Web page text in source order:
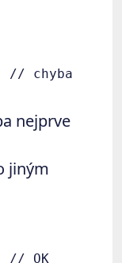
nejprve
jiným